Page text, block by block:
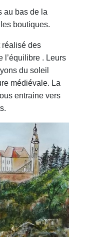
au bas de la
boutiques.
réalisé des
l’équilibre . Leurs
du soleil
médiévale. La
entraine vers